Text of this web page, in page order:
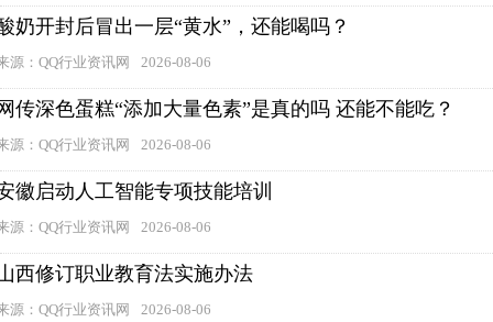
奶开封后冒出一层“黄水”，还能喝吗？
源：QQ行业资讯网 2026-08-06
传深色蛋糕“添加大量色素”是真的吗 还能不能吃？
源：QQ行业资讯网 2026-08-06
徽启动人工智能专项技能培训
源：QQ行业资讯网 2026-08-06
西修订职业教育法实施办法
源：QQ行业资讯网 2026-08-06